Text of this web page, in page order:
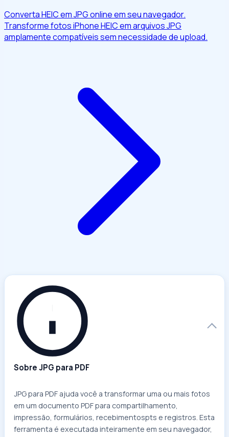
Converta HEIC em JPG online em seu navegador.
Transforme fotos iPhone HEIC em arquivos JPG
amplamente compatíveis sem necessidade de upload.
Sobre JPG para PDF
JPG para PDF ajuda você a transformar uma ou mais fotos
em um documento PDF para compartilhamento,
impressão, formulários, recebimentospts e registros. Esta
ferramenta é executada inteiramente em seu navegador,